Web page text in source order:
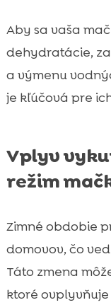
Aby sa vaša
dehydratácie,
a výmenu
je kľúčová pre
Vplyv
režim
Zimné obdobie
domovov, čo
Táto zmena
ktoré